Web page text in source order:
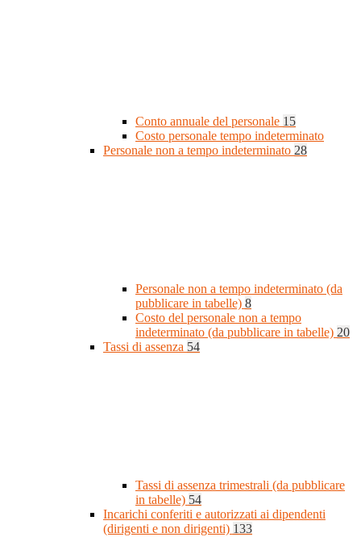
Conto annuale del personale 15
Costo personale tempo indeterminato
Personale non a tempo indeterminato 28
Personale non a tempo indeterminato (da
pubblicare in tabelle) 8
Costo del personale non a tempo
indeterminato (da pubblicare in tabelle) 20
Tassi di assenza 54
Tassi di assenza trimestrali (da pubblicare
in tabelle) 54
Incarichi conferiti e autorizzati ai dipendenti
(dirigenti e non dirigenti) 133